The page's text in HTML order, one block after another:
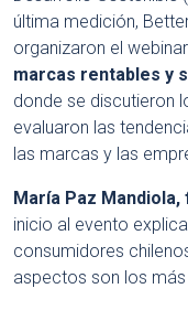
última medición,
organizaron el webinar
marcas rentables y
donde se discutieron
evaluaron las
las marcas y las
María Paz
inicio al evento
consumidores
aspectos son los